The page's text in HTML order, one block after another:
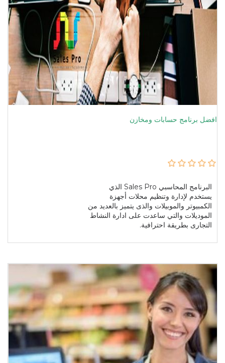
افضل برنامج حسابات ومخازن
البرنامج المحاسبي Sales Pro الذي
يستخدم لإدارة وتنظيم محلات أجهزة
الكمبيوتر والموبيلات والذى يتميز بالعديد من
الموديلات والتي ساعدت على ادارة النشاط
التجارى بطريقة احترافية.